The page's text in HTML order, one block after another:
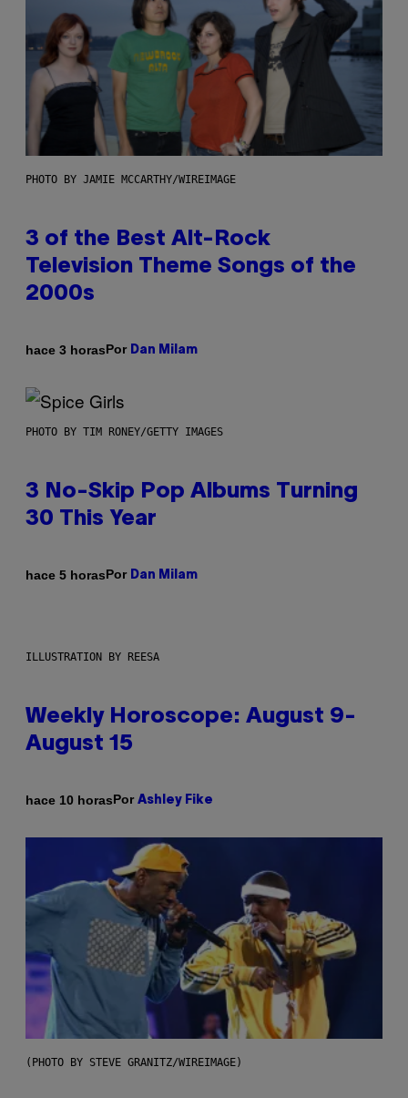
PHOTO BY JAMIE MCCARTHY/WIREIMAGE
3 of the Best Alt-Rock
Television Theme Songs of the
2000s
hace 3 horasPor Dan Milam
PHOTO BY TIM RONEY/GETTY IMAGES
3 No-Skip Pop Albums Turning
30 This Year
hace 5 horasPor Dan Milam
ILLUSTRATION BY REESA
Weekly Horoscope: August 9-
August 15
hace 10 horasPor Ashley Fike
(PHOTO BY STEVE GRANITZ/WIREIMAGE)